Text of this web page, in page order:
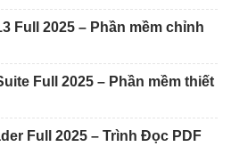
Full 2025 – Phần mềm chỉnh
Full 2025 – Phần mềm thiết
Full 2025 – Trình Đọc PDF